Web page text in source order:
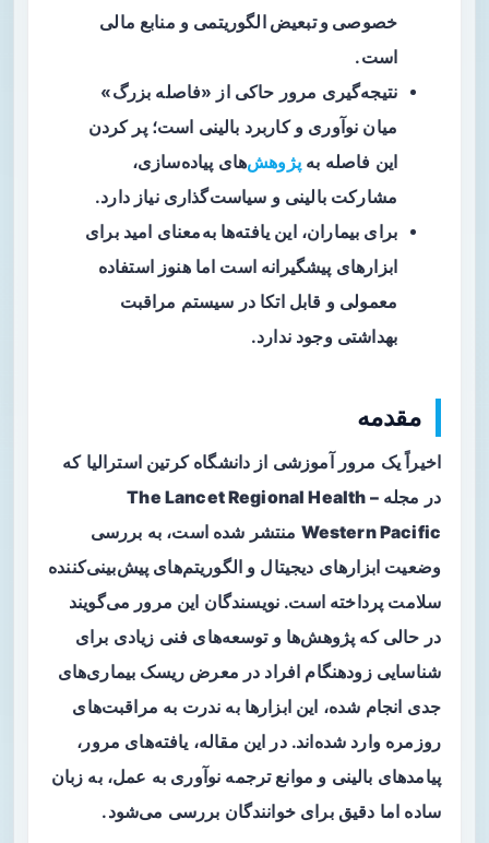
خصوصی و تبعیض الگوریتمی و منابع مالی
است.
نتیجه‌گیری مرور حاکی از «فاصله بزرگ»
میان نوآوری و کاربرد بالینی است؛ پر کردن
این فاصله بهپژوهش‌های پیاده‌سازی،
مشارکت بالینی و سیاست‌گذاری نیاز دارد.
برای بیماران، این یافته‌ها به‌معنای امید برای
ابزارهای پیشگیرانه است اما هنوز استفاده
معمولی و قابل اتکا در سیستم مراقبت
بهداشتی وجود ندارد.
مقدمه
اخیراً یک مرور آموزشی از دانشگاه کرتین استرالیا که
در مجلهThe Lancet Regional Health –
Western Pacific منتشر شده است، به بررسی
وضعیت ابزارهای دیجیتال و الگوریتم‌های پیش‌بینی‌کننده
سلامت پرداخته است. نویسندگان این مرور می‌گویند
در حالی که پژوهش‌ها و توسعه‌های فنی زیادی برای
شناسایی زودهنگام افراد در معرض ریسک بیماری‌های
جدی انجام شده، این ابزارها به ندرت به مراقبت‌های
روزمره وارد شده‌اند. در این مقاله، یافته‌های مرور،
پیامدهای بالینی و موانع ترجمه نوآوری به عمل، به زبان
ساده اما دقیق برای خوانندگان بررسی می‌شود.